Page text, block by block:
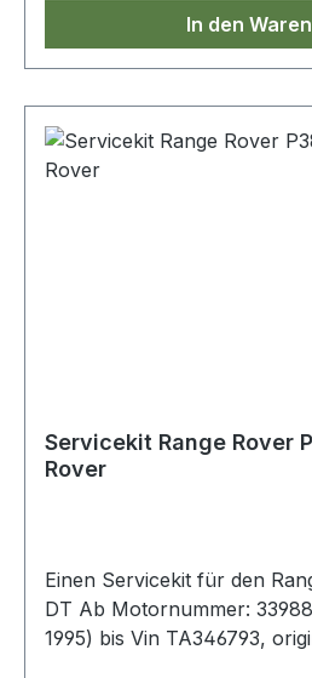
In den
Servicekit Range Rover
Rover
Einen Servicekit für den
DT Ab Motornummer:
1995) bis Vin TA346793,